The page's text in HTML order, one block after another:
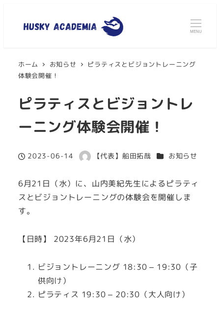
MENU
ホーム お知らせ
ピラティスとビジョントレーニング
体験会開催！
ピラティスとビジョントレ
ーニング体験会開催！
投稿日
2023-06-14
著
【代表】船田拓哉 カテゴリー
お知らせ
6月21日（水）に、山内美紀先生によるピラティ
スとビジョントレーニングの体験会を開催しま
す。
【日時】 2023年6月21日（水）
ビジョントレーニング 18:30 – 19:30（子
供向け）
ピラティス 19:30 – 20:30（大人向け）